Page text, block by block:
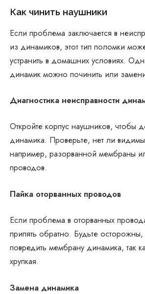
Как чинить наушники
Если проблема заключается в
из динамиков, этот тип поломки
устранить в домашних условиях.
динамик можно починить или
Диагностика неисправности
Откройте корпус наушников, чтобы
динамика. Проверьте, нет ли
например, разорванной мембраны
проводов.
Пайка оторванных проводов
Если проблема в оторванных
припять обратно. Будьте
повредить мембрану динамика, так
хрупкая.
Замена динамика